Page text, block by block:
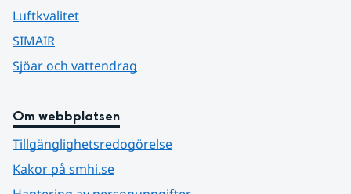
Luftkvalitet
SIMAIR
Sjöar och vattendrag
Om webbplatsen
Tillgänglighetsredogörelse
Kakor på smhi.se